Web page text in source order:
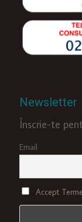
Newsletter
Înscrie-te
Email
Accept